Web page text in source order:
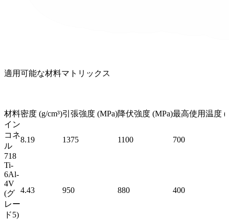
適用可能な材料マトリックス
材料密度 (g/cm³)引張強度 (MPa)降伏強度 (MPa)最高使用温度
イン
コネ
ル
718
8.19 1375 1100 700
Ti-
6Al-
4V
(グ
レー
ド5)
4.43 950 880 400